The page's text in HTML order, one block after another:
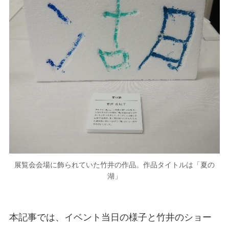
展覧会会場に飾られていた竹井の作品。作品タイトルは「夏の
湖」
本記事では、イベント当日の様子と竹井のショー